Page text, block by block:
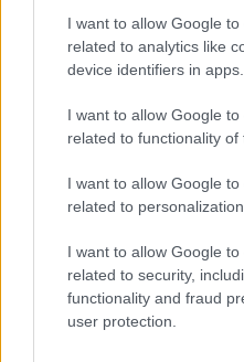
I want to allow Google
related to analytics like
device identifiers in apps.
I want to allow Google
related to functionality of
I want to allow Google
related to personalization.
I want to allow Google
related to security,
functionality and fraud
user protection.
Plano de governo de Lula:
tributária